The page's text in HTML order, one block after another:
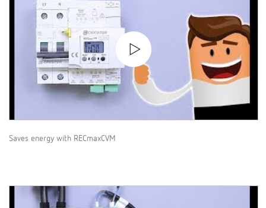
Saves energy with RECmaxCVM